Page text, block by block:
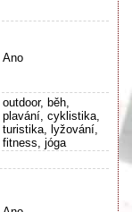
Ano
outdoor, běh,
plavání, cyklistika,
turistika, lyžování,
fitness, jóga